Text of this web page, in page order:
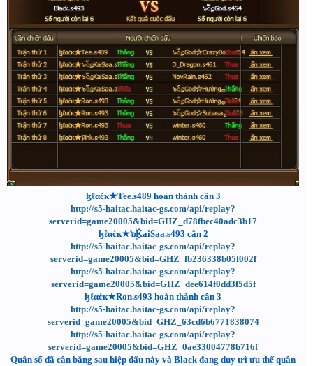
ɮℓαċк★Tee.s489 hoàn thành cân 3
http://s5-haitac.haitac-gs.com/api/replay?
serverid=game20005&bid=GHZ_d78fbec40adc3b17
ɮℓαċк★๖ۣۜKaiSaa.s493 cân 2
http://s5-haitac.haitac-gs.com/api/replay?
serverid=game20005&bid=GHZ_fb236338b05f002f
http://s5-haitac.haitac-gs.com/api/replay?
serverid=game20005&bid=GHZ_dee614f0dd3f5d5f
ɮℓαċк★Ron.s493 hoàn thành cân 3
http://s5-haitac.haitac-gs.com/api/replay?
serverid=game20005&bid=GHZ_63cd6b6771838074
http://s5-haitac.haitac-gs.com/api/replay?
serverid=game20005&bid=GHZ_0ae33004778b716f
Quân số đã cân bằng sau hiệp đấu này và Black đang duy trì ưu thế quân